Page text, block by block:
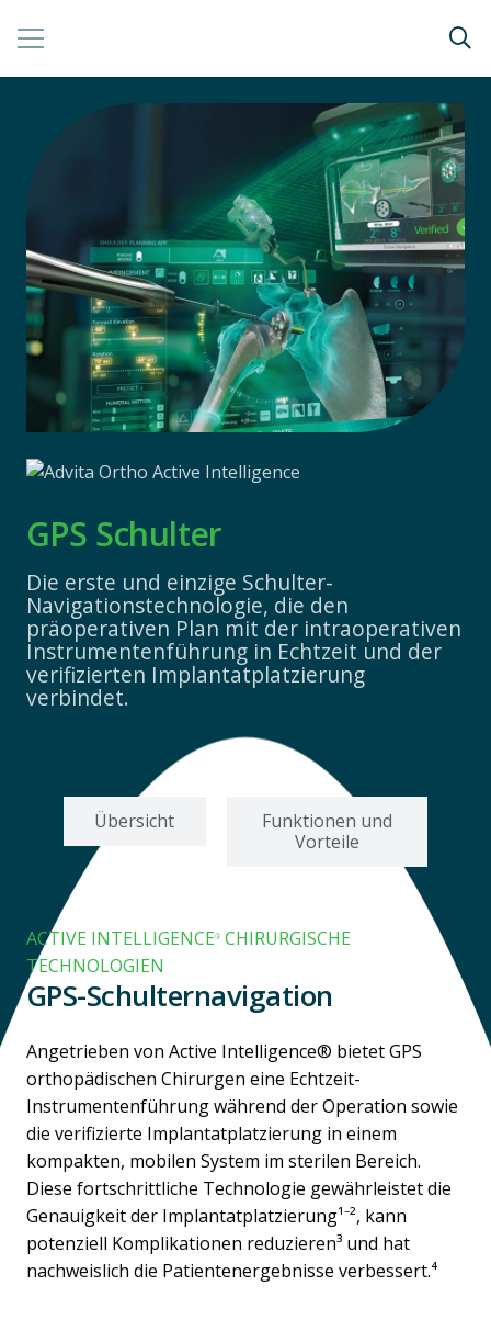
GPS Schulter
Die erste und einzige Schulter-
Navigationstechnologie, die den
präoperativen Plan mit der intraoperativen
Instrumentenführung in Echtzeit und der
verifizierten Implantatplatzierung
verbindet.
Übersicht
Funktionen und
Vorteile
ACTIVE INTELLIGENCE® CHIRURGISCHE
TECHNOLOGIEN
GPS-Schulternavigation
Angetrieben von Active Intelligence® bietet GPS
orthopädischen Chirurgen eine Echtzeit-
Instrumentenführung während der Operation sowie
die verifizierte Implantatplatzierung in einem
kompakten, mobilen System im sterilen Bereich.
Diese fortschrittliche Technologie gewährleistet die
Genauigkeit der Implantatplatzierung¹⁻², kann
potenziell Komplikationen reduzieren³ und hat
nachweislich die Patientenergebnisse verbessert.⁴